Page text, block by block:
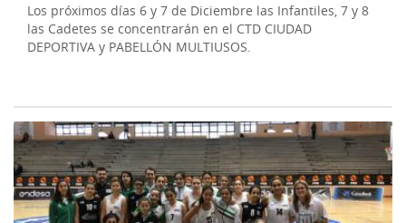
Los próximos días 6 y 7 de Diciembre las Infantiles, 7 y 8
las Cadetes se concentrarán en el CTD CIUDAD
DEPORTIVA y PABELLÓN MULTIUSOS.